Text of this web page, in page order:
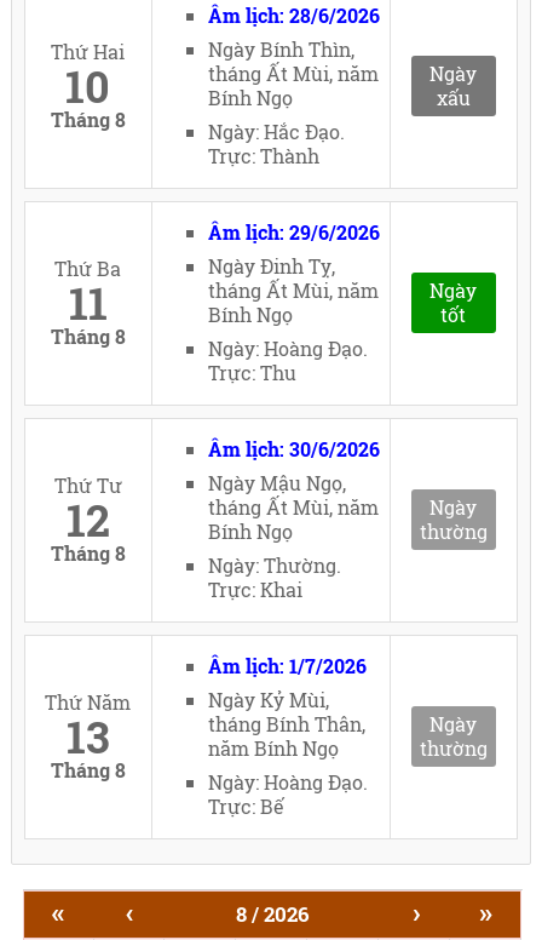
Thứ Hai
10
Tháng 8
Âm lịch: 28/6/2026
Ngày Bính Thìn,
tháng Ất Mùi, năm
Bính Ngọ
Ngày: Hắc Đạo.
Trực: Thành
Ngày
xấu
Thứ Ba
11
Tháng 8
Âm lịch: 29/6/2026
Ngày Đinh Tỵ,
tháng Ất Mùi, năm
Bính Ngọ
Ngày: Hoàng Đạo.
Trực: Thu
Ngày
tốt
Thứ Tư
12
Tháng 8
Âm lịch: 30/6/2026
Ngày Mậu Ngọ,
tháng Ất Mùi, năm
Bính Ngọ
Ngày: Thường.
Trực: Khai
Ngày
thường
Thứ Năm
13
Tháng 8
Âm lịch: 1/7/2026
Ngày Kỷ Mùi,
tháng Bính Thân,
năm Bính Ngọ
Ngày: Hoàng Đạo.
Trực: Bế
Ngày
thường
« ‹ 8 / 2026 › »